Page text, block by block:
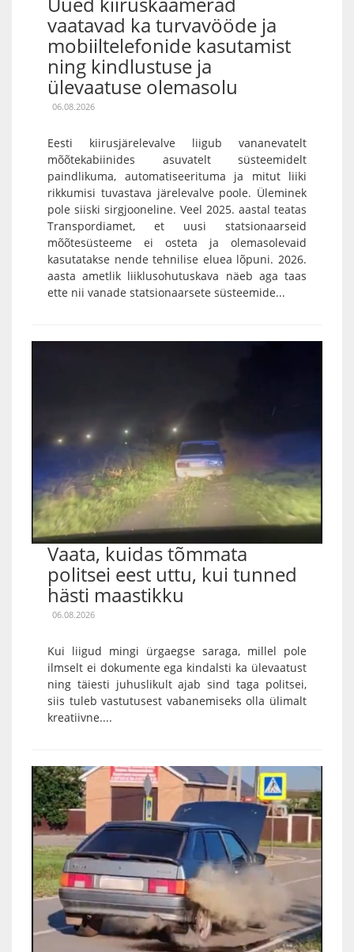
vaatavad ka turvavööde ja
mobiiltelefonide kasutamist
ning kindlustuse ja
ülevaatuse olemasolu
06.08.2026
Eesti kiirusjärelevalve liigub vananevatelt
mõõtekabiinides asuvatelt süsteemidelt
paindlikuma, automatiseerituma ja mitut liiki
rikkumisi tuvastava järelevalve poole. Üleminek
pole siiski sirgjooneline. Veel 2025. aastal teatas
Transpordiamet, et uusi statsionaarseid
mõõtesüsteeme ei osteta ja olemasolevaid
kasutatakse nende tehnilise eluea lõpuni. 2026.
aasta ametlik liiklusohutuskava näeb aga taas
ette nii vanade statsionaarsete süsteemide...
Vaata, kuidas tõmmata
politsei eest uttu, kui tunned
hästi maastikku
06.08.2026
Kui liigud mingi ürgaegse saraga, millel pole
ilmselt ei dokumente ega kindalsti ka ülevaatust
ning täiesti juhuslikult ajab sind taga politsei,
siis tuleb vastutusest vabanemiseks olla ülimalt
kreatiivne....